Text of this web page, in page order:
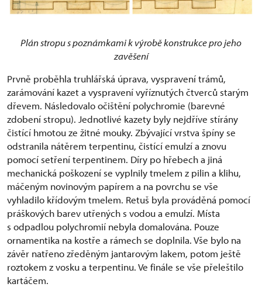
Plán stropu s poznámkami k výrobě konstrukce pro jeho
zavěšení
Prvně proběhla truhlářská úprava, vyspravení trámů,
zarámování kazet a vyspravení vyříznutých čtverců starým
dřevem. Následovalo očištění polychromie (barevné
zdobení stropu). Jednotlivé kazety byly nejdříve stírány
čistící hmotou ze žitné mouky. Zbývající vrstva špíny se
odstranila nátěrem terpentinu, čistící emulzí a znovu
pomocí setření terpentinem. Díry po hřebech a jiná
mechanická poškození se vyplnily tmelem z pilin a klihu,
máčeným novinovým papírem a na povrchu se vše
vyhladilo křídovým tmelem. Retuš byla prováděná pomocí
práškových barev utřených s vodou a emulzí. Místa
s odpadlou polychromií nebyla domalována. Pouze
ornamentika na kostře a rámech se doplnila. Vše bylo na
závěr natřeno zředěným jantarovým lakem, potom ještě
roztokem z vosku a terpentinu. Ve finále se vše přeleštilo
kartáčem.